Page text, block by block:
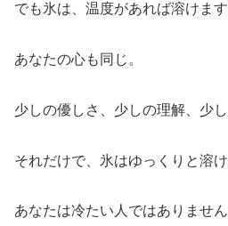
でも氷は、温度があれば溶けます
あなたの心も同じ。
少しの優しさ、少しの理解、少し
それだけで、氷はゆっくりと溶け
あなたは冷たい人ではありません